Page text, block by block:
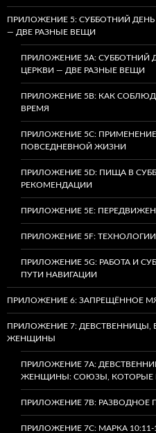
ПРИЛОЖЕНИЕ 5: СУББОТНИЙ
— ДВЕ РАЗНЫЕ ВЕЩИ
ПРИЛОЖЕНИЕ 5A: СУББОТНИЙ
ЦЕРКВИ — ДВЕ РАЗНЫЕ ВЕЩИ
ПРИЛОЖЕНИЕ 5B: КАК
ВРЕМЯ
ПРИЛОЖЕНИЕ 5C:
ПОВСЕДНЕВНОЙ ЖИЗНИ
ПРИЛОЖЕНИЕ 5D: ПИЩА В
РЕКОМЕНДАЦИИ
ПРИЛОЖЕНИЕ 5E:
ПРИЛОЖЕНИЕ 5F:
ПРИЛОЖЕНИЕ 5G: РАБОТА И
ПУТИ НАВИГАЦИИ
ПРИЛОЖЕНИЕ 6: ЗАПРЕЩЁННОЕ
ПРИЛОЖЕНИЕ 7: ДЕВСТВЕННИЦЫ,
ЖЕНЩИНЫ
ПРИЛОЖЕНИЕ 7А:
ЖЕНЩИНЫ: СОЮЗЫ, КОТОРЫЕ
ПРИЛОЖЕНИЕ 7B:
ПРИЛОЖЕНИЕ 7C: МАРКА